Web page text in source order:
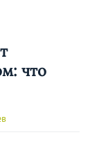
что